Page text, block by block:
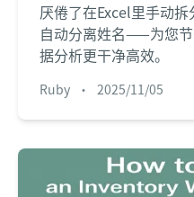
厌倦了在Excel里手动拆
自动分离姓名——为您
据分析更干净高效。
Ruby • 2025/11/05